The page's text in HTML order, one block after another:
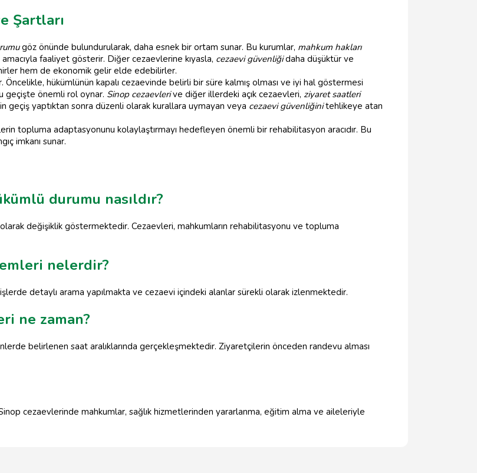
Şartları
göz önünde bulundurularak, daha esnek bir ortam sunar. Bu kurumlar, mahkum hakları
faaliyet gösterir. Diğer cezaevlerine kıyasla, cezaevi güvenliğidaha düşüktür ve
hem de ekonomik gelir elde edebilirler.
hükümlünün kapalı cezaevinde belirli bir süre kalmış olması ve iyi hal göstermesi
geçişte önemli rol oynar. Sinop cezaevlerive diğer illerdeki açık cezaevleri, ziyaret saatleri
geçiş yaptıktan sonra düzenli olarak kurallara uymayan veya cezaevi güvenliğinitehlikeye atan
topluma adaptasyonunu kolaylaştırmayı hedefleyen önemli bir rehabilitasyon aracıdır. Bu
imkanı sunar.
durumu nasıldır?
değişiklik göstermektedir. Cezaevleri, mahkumların rehabilitasyonu ve topluma
nelerdir?
detaylı arama yapılmakta ve cezaevi içindeki alanlar sürekli olarak izlenmektedir.
ne zaman?
belirlenen saat aralıklarında gerçekleşmektedir. Ziyaretçilerin önceden randevu alması
cezaevlerinde mahkumlar, sağlık hizmetlerinden yararlanma, eğitim alma ve aileleriyle